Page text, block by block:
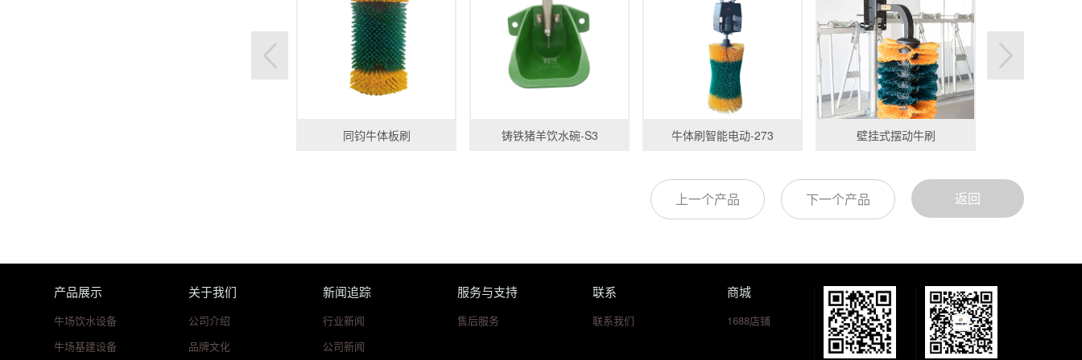
同钧牛体板刷 铸铁猪羊饮水碗-S3 牛体刷智能电动-273 壁挂式摆动牛刷
返回
下一个产品
上一个产品
产品展示
牛场饮水设备
牛场基建设备
关于我们
公司介绍
品牌文化
新闻追踪
行业新闻
公司新闻
服务与支持
售后服务
联系
联系我们
商城
1688店铺